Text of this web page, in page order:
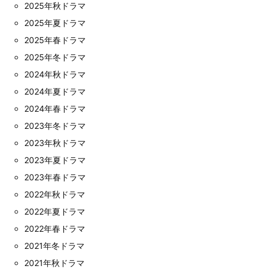
2025年秋ドラマ
2025年夏ドラマ
2025年春ドラマ
2025年冬ドラマ
2024年秋ドラマ
2024年夏ドラマ
2024年春ドラマ
2023年冬ドラマ
2023年秋ドラマ
2023年夏ドラマ
2023年春ドラマ
2022年秋ドラマ
2022年夏ドラマ
2022年春ドラマ
2021年冬ドラマ
2021年秋ドラマ